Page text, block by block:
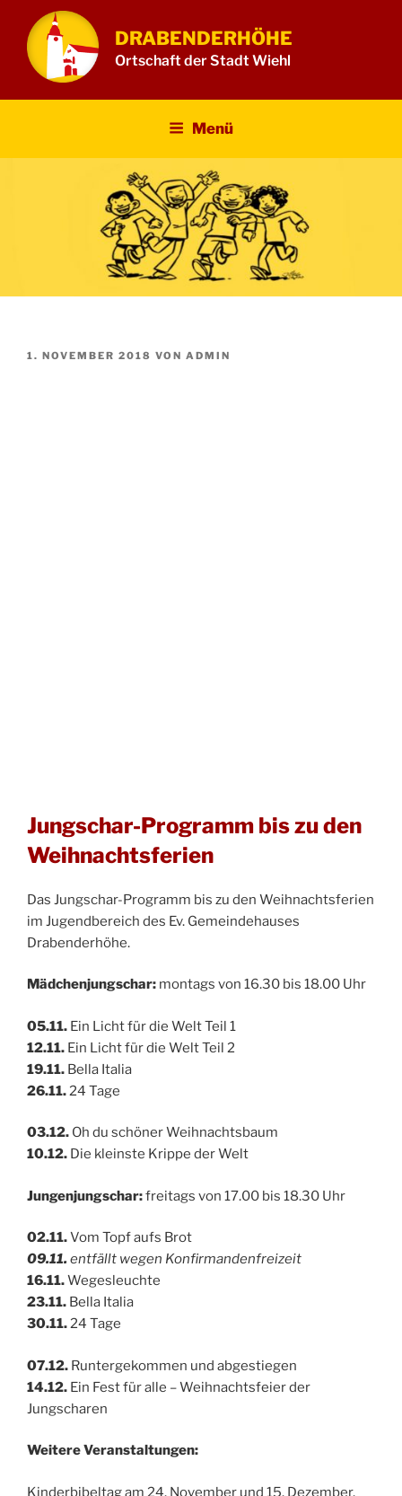
Inhalt
springen
DRABENDERHÖHE
Ortschaft der Stadt Wiehl
Menü
VERÖFFENTLICHT
1. NOVEMBER 2018 VON ADMIN
Jungschar-Programm bis zu den
Weihnachtsferien
Das Jungschar-Programm bis zu den Weihnachtsferien
im Jugendbereich des Ev. Gemeindehauses
Drabenderhöhe.
Mädchenjungschar: montags von 16.30 bis 18.00 Uhr
05.11. Ein Licht für die Welt Teil 1
12.11. Ein Licht für die Welt Teil 2
19.11. Bella Italia
26.11.24 Tage
03.12. Oh du schöner Weihnachtsbaum
10.12. Die kleinste Krippe der Welt
Jungenjungschar:freitags von 17.00 bis 18.30 Uhr
02.11.Vom Topf aufs Brot
09.11. entfällt wegen Konfirmandenfreizeit
16.11.Wegesleuchte
23.11. Bella Italia
30.11.24 Tage
07.12. Runtergekommen und abgestiegen
14.12. Ein Fest für alle – Weihnachtsfeier der
Jungscharen
Weitere Veranstaltungen:
Kinderbibeltag am 24. November und 15. Dezember.